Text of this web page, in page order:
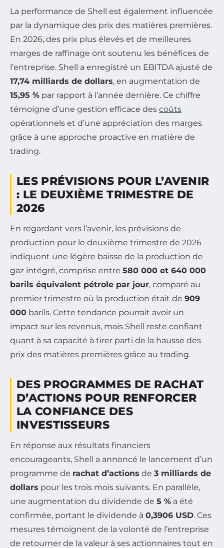
La performance de Shell est également influencée
par la dynamique des prix des matières premières.
En 2026, des prix plus élevés et de meilleures
marges de raffinage ont soutenu les bénéfices de
l’entreprise. Shell a enregistré un EBITDA ajusté de
17,74 milliards de dollars, en augmentation de
15,95 % par rapport à l’année dernière. Ce chiffre
témoigne d’une gestion efficace des coûts
opérationnels et d’une appréciation des marges
grâce à une approche proactive en matière de
trading.
LES PRÉVISIONS POUR L’AVENIR
: LE DEUXIÈME TRIMESTRE DE
2026
En regardant vers l’avenir, les prévisions de
production pour le deuxième trimestre de 2026
indiquent une légère baisse de la production de
gaz intégré, comprise entre 580 000 et 640 000
barils équivalent pétrole par jour, comparé au
premier trimestre où la production était de 909
000 barils. Cette tendance pourrait avoir un
impact sur les revenus, mais Shell reste confiant
quant à sa capacité à tirer parti de la hausse des
prix des matières premières grâce au trading.
DES PROGRAMMES DE RACHAT
D’ACTIONS POUR RENFORCER
LA CONFIANCE DES
INVESTISSEURS
En réponse aux résultats financiers
encourageants, Shell a annoncé le lancement d’un
programme de rachat d’actions de 3 milliards de
dollars pour les trois mois suivants. En parallèle,
une augmentation du dividende de 5 % a été
confirmée, portant le dividende à 0,3906 USD. Ces
mesures témoignent de la volonté de l’entreprise
de retourner de la valeur à ses actionnaires tout en